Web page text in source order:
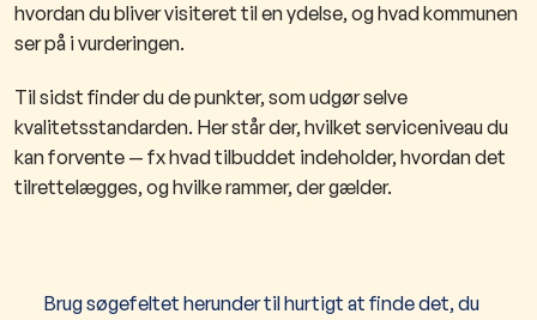
hvordan du bliver visiteret til en ydelse, og hvad kommunen
ser på i vurderingen.
Til sidst finder du de punkter, som udgør selve
kvalitetsstandarden. Her står der, hvilket serviceniveau du
kan forvente — fx hvad tilbuddet indeholder, hvordan det
tilrettelægges, og hvilke rammer, der gælder.
Brug søgefeltet herunder til hurtigt at finde det, du